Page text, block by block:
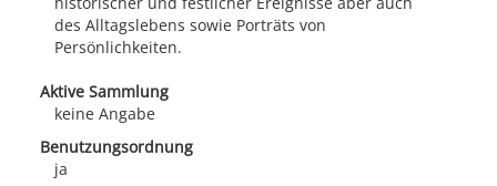
des Alltagslebens sowie Porträts von
Persönlichkeiten.
Aktive Sammlung
keine Angabe
Benutzungsordnung
ja